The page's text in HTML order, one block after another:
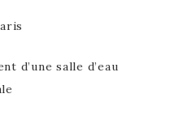
d’une salle d’eau